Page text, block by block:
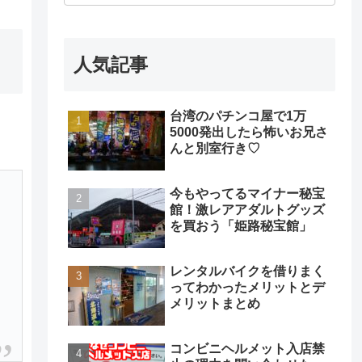
人気記事
台湾のパチンコ屋で1万
5000発出したら怖いお兄さ
んと別室行き♡
今もやってるマイナー秘宝
館！激レアアダルトグッズ
を買おう「姫路秘宝館」
レンタルバイクを借りまく
ってわかったメリットとデ
メリットまとめ
コンビニヘルメット入店禁